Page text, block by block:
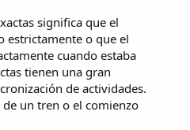
significa que el
estrictamente o que el
cuando estaba
tienen una gran
de actividades.
un tren o el comienzo